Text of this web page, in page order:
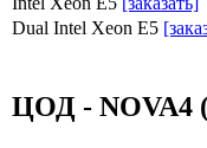
Dual Intel Xeon E5
ЦОД - NOVA4